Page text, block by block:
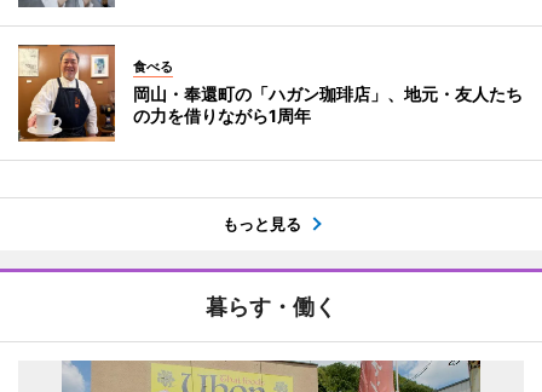
食べる
岡山・奉還町の「ハガン珈琲店」、地元・友人たち
の力を借りながら1周年
もっと見る
暮らす・働く